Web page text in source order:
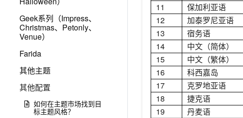
Geek系列（Impress、
Christmas、Petonly、
Venue）
Farida
其他主题
其他配置
如何在主题市场找到目
标主题风格？
11
保加利亚语
12
加泰罗尼亚语
13
宿务语
14
中文（简体）
15
中文（繁体）
16
科西嘉岛
17
克罗地亚语
18
捷克语
19
丹麦语